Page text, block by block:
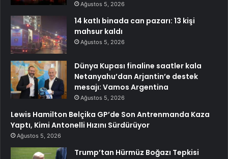
Ağustos 5, 2026
14 katlı binada can pazarı: 13 kişi
mahsur kaldı
Ağustos 5, 2026
Dünya Kupası finaline saatler kala
Netanyahu’dan Arjantin’e destek
mesajı: Vamos Argentina
Ağustos 5, 2026
Lewis Hamilton Belçika GP’de Son Antrenmanda Kaza
Yaptı, Kimi Antonelli Hızını Sürdürüyor
Ağustos 5, 2026
Trump’tan Hürmüz Boğazı Tepkisi